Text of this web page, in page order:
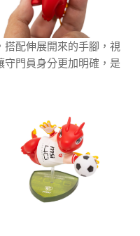
搭配伸展開來的手腳，視
守門員身分更加明確，是